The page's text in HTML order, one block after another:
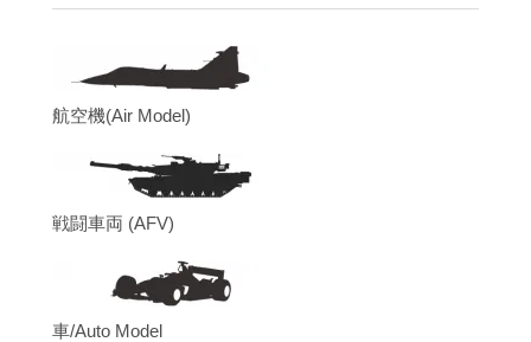
航空機(Air Model)
戦闘車両 (AFV)
車/Auto Model